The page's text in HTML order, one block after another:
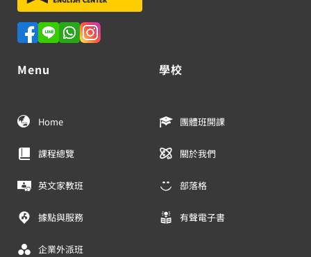
Menu
Home
課程總覽
英文家教班
據點與服務
企業外派班
學校
團體班開課
關於我們
部落格
有聲電子書